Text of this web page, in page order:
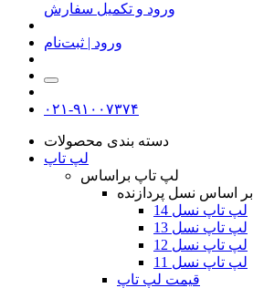
ورود و تکمیل سفارش
ورود | ثبت‌نام
۰۲۱-۹۱۰۰۷۳۷۴
دسته بندی محصولات
لپ تاپ
لپ تاپ براساس
بر اساس نسل پردازنده
لپ تاپ نسل 14
لپ تاپ نسل 13
لپ تاپ نسل 12
لپ تاپ نسل 11
قیمت لپ تاپ